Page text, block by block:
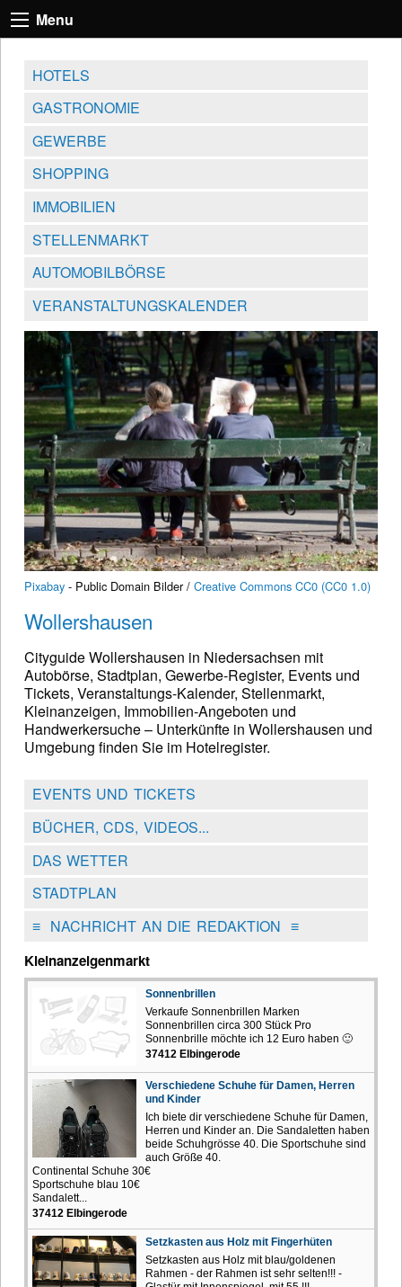
Menu
HOTELS
GASTRONOMIE
GEWERBE
SHOPPING
IMMOBILIEN
STELLENMARKT
AUTOMOBILBÖRSE
VERANSTALTUNGSKALENDER
Pixabay - Public Domain Bilder / Creative Commons CC0 (CC0 1.0)
Wollershausen
Cityguide Wollershausen in Niedersachsen mit
Autobörse, Stadtplan, Gewerbe-Register, Events und
Tickets, Veranstaltungs-Kalender, Stellenmarkt,
Kleinanzeigen, Immobilien-Angeboten und
Handwerkersuche – Unterkünfte in Wollershausen und
Umgebung finden Sie im Hotelregister.
EVENTS UND TICKETS
BÜCHER, CDS, VIDEOS...
DAS WETTER
STADTPLAN
≡NACHRICHT AN DIE REDAKTION ≡
Kleinanzeigenmarkt
Sonnenbrillen
Verkaufe Sonnenbrillen Marken
Sonnenbrillen circa 300 Stück Pro
Sonnenbrille möchte ich 12 Euro haben 🙂
37412 Elbingerode
Verschiedene Schuhe für Damen, Herren
und Kinder
Ich biete dir verschiedene Schuhe für Damen,
Herren und Kinder an. Die Sandaletten haben
beide Schuhgrösse 40. Die Sportschuhe sind
auch Größe 40.
Continental Schuhe 30€
Sportschuhe blau 10€
Sandalett...
37412 Elbingerode
Setzkasten aus Holz mit Fingerhüten
Setzkasten aus Holz mit blau/goldenen
Rahmen - der Rahmen ist sehr selten!!! -